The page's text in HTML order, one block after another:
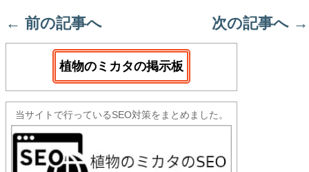
← 前の記事へ 次の記事へ →
植物のミカタの掲示板
当サイトで行っているSEO対策をまとめました。